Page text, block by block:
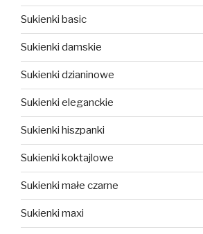
Sukienki basic
Sukienki damskie
Sukienki dzianinowe
Sukienki eleganckie
Sukienki hiszpanki
Sukienki koktajlowe
Sukienki małe czarne
Sukienki maxi